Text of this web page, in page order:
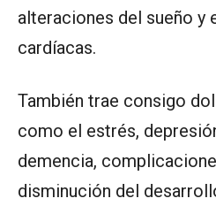
alteraciones del sueño y
cardíacas.
También trae consigo
como el estrés,
demencia,
disminución del